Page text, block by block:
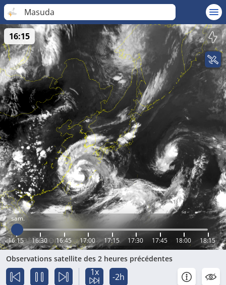
Masuda
sam.
16:15 16:30 16:45 17:00 17:15 17:30 17:45 18:00 18:15
16:15
Observations satellite des 2 heures précédentes
1x -2h